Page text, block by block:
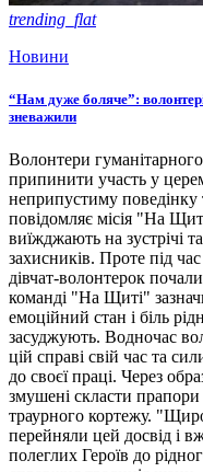
trending_flat
Новини
“Нам дуже боляче”:
зневажили
Волонтери
припинити участь у
неприпустиму поведінку
повідомляє місія "На
виїжджають на зустрічі
захисників. Проте під
дівчат-волонтерок
команді "На Щиті"
емоційний стан і біль
засуджують. Водночас
цій справі свій час та
до своєї праці. Через
змушені скласти
траурного кортежу.
перейняли цей досвід і
полеглих Героїв до